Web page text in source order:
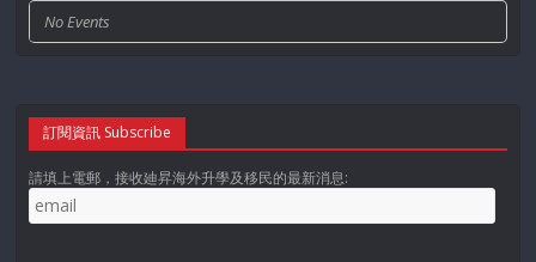
No Events
訂閱資訊 Subscribe
請填上電郵，接收廸昇海外升學及移民的最新消息: